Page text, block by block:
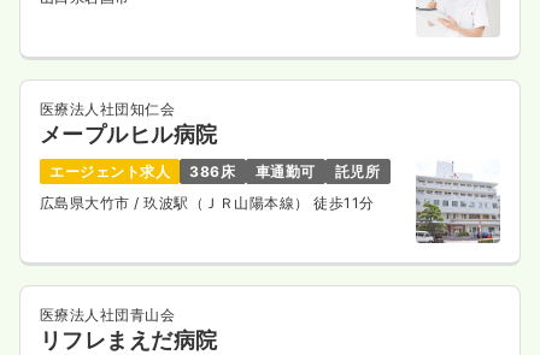
医療法人社団知仁会
メープルヒル病院
エージェント求人 386床 車通勤可
託児所
広島県大竹市 / 玖波駅（ＪＲ山陽本線） 徒歩11分
医療法人社団青山会
リフレまえだ病院